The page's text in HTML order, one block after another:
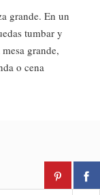
grande. En un
tumbar y
grande,
o cena